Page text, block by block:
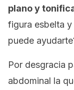
plano y
figura esbelta y
puede
Por desgracia
abdominal la